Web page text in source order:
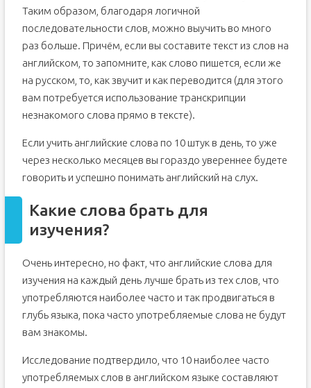
Таким образом, благодаря логичной
последовательности слов, можно выучить во много
раз больше. Причём, если вы составите текст из слов на
английском, то запомните, как слово пишется, если же
на русском, то, как звучит и как переводится (для этого
вам потребуется использование транскрипции
незнакомого слова прямо в тексте).
Если учить английские слова по 10 штук в день, то уже
через несколько месяцев вы гораздо увереннее будете
говорить и успешно понимать английский на слух.
Какие слова брать для
изучения?
Очень интересно, но факт, что английские слова для
изучения на каждый день лучше брать из тех слов, что
употребляются наиболее часто и так продвигаться в
глубь языка, пока часто употребляемые слова не будут
вам знакомы.
Исследование подтвердило, что 10 наиболее часто
употребляемых слов в английском языке составляют